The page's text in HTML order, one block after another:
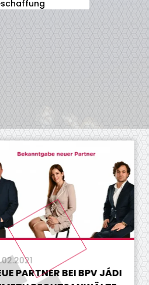
BEI BPV JÁDI